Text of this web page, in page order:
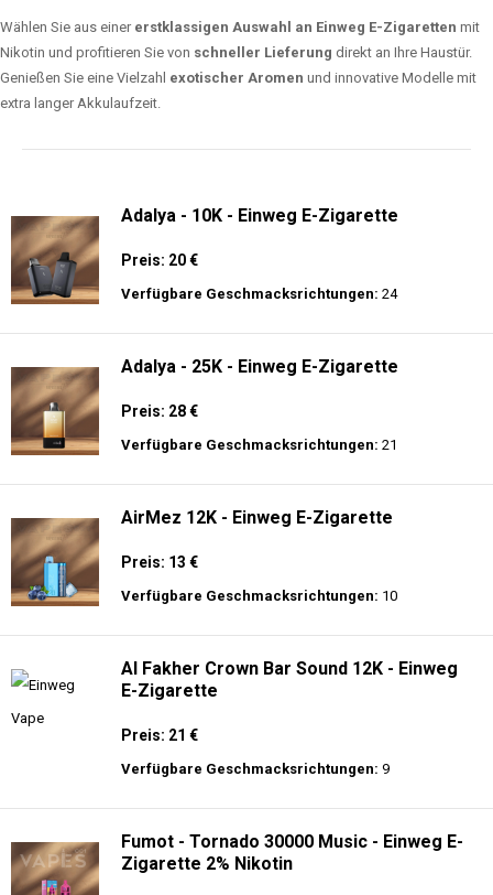
Wählen Sie aus einer erstklassigen Auswahl an Einweg E-Zigaretten mit
Nikotin und profitieren Sie von schneller Lieferung direkt an Ihre Haustür.
Genießen Sie eine Vielzahl exotischer Aromen und innovative Modelle mit
extra langer Akkulaufzeit.
Adalya - 10K - Einweg E-Zigarette
Preis: 20 €
Verfügbare Geschmacksrichtungen: 24
Adalya - 25K - Einweg E-Zigarette
Preis: 28 €
Verfügbare Geschmacksrichtungen: 21
AirMez 12K - Einweg E-Zigarette
Preis: 13 €
Verfügbare Geschmacksrichtungen: 10
Al Fakher Crown Bar Sound 12K - Einweg
E-Zigarette
Preis: 21 €
Verfügbare Geschmacksrichtungen: 9
Fumot - Tornado 30000 Music - Einweg E-
Zigarette 2% Nikotin